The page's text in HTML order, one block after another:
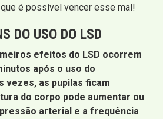
é possível vencer esse mal!
DO USO DO LSD
efeitos do LSD ocorrem
após o uso do
vezes, as pupilas ficam
do corpo pode aumentar ou
arterial e a frequência